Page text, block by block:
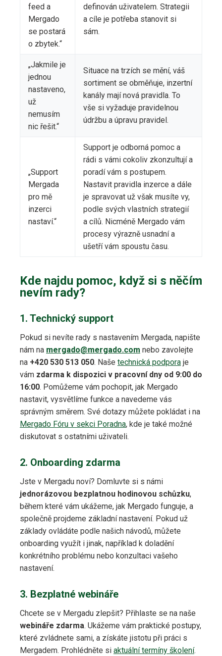
feed a
Mergado
se postará
o zbytek.“
definován uživatelem. Strategii
a cíle je potřeba stanovit si
sám.
„Jakmile je
jednou
nastaveno,
už
nemusím
nic řešit.“
Situace na trzích se mění, váš
sortiment se obměňuje, inzertní
kanály mají nová pravidla. To
vše si vyžaduje pravidelnou
údržbu a úpravu pravidel.
„Support
Mergada
pro mě
inzerci
nastaví.“
Support je odborná pomoc a
rádi s vámi cokoliv zkonzultují a
poradí vám s postupem.
Nastavit pravidla inzerce a dále
je spravovat už však musíte vy,
podle svých vlastních strategií
a cílů. Nicméně Mergado vám
procesy výrazně usnadní a
ušetří vám spoustu času.
Kde najdu pomoc, když si s něčím
nevím rady?
1. Technický support
Pokud si nevíte rady s nastavením Mergada, napište
nám na mergado@mergado.com nebo zavolejte
na +420 530 513 050. Naše technická podpora je
vám zdarma k dispozici v pracovní dny od 9:00 do
16:00. Pomůžeme vám pochopit, jak Mergado
nastavit, vysvětlíme funkce a navedeme vás
správným směrem. Své dotazy můžete pokládat i na
Mergado Fóru v sekci Poradna, kde je také možné
diskutovat s ostatními uživateli.
2. Onboarding zdarma
Jste v Mergadu noví? Domluvte si s námi
jednorázovou bezplatnou hodinovou schůzku,
během které vám ukážeme, jak Mergado funguje, a
společně projdeme základní nastavení. Pokud už
základy ovládáte podle našich návodů, můžete
onboarding využít i jinak, například k doladění
konkrétního problému nebo konzultaci vašeho
nastavení.
3. Bezplatné webináře
Chcete se v Mergadu zlepšit? Přihlaste se na naše
webináře zdarma. Ukážeme vám praktické postupy,
které zvládnete sami, a získáte jistotu při práci s
Mergadem. Prohlédněte si aktuální termíny školení.